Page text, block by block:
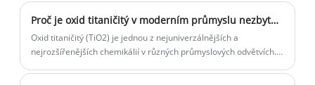
Proč je oxid titaničitý v moderním průmyslu nezbytný?
Oxid titaničitý (TiO2) je jednou z nejuniverzálnějších a
nejrozšířenějších chemikálií v různých průmyslových odvětvích.